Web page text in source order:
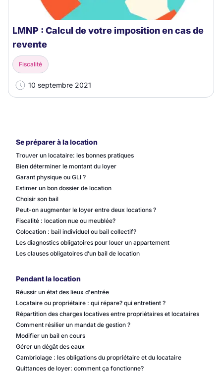
LMNP : Calcul de votre imposition en cas de
revente
Fiscalité
10 septembre 2021
Se préparer à la location
Trouver un locataire: les bonnes pratiques
Bien déterminer le montant du loyer
Garant physique ou GLI ?
Estimer un bon dossier de location
Choisir son bail
Peut-on augmenter le loyer entre deux locations ?
Fiscalité : location nue ou meublée?
Colocation : bail individuel ou bail collectif?
Les diagnostics obligatoires pour louer un appartement
Les clauses obligatoires d’un bail de location
Pendant la location
Réussir un état des lieux d'entrée
Locataire ou propriétaire : qui répare? qui entretient ?
Répartition des charges locatives entre propriétaires et locataires
Comment résilier un mandat de gestion ?
Modifier un bail en cours
Gérer un dégât des eaux
Cambriolage : les obligations du propriétaire et du locataire
Quittances de loyer: comment ça fonctionne?